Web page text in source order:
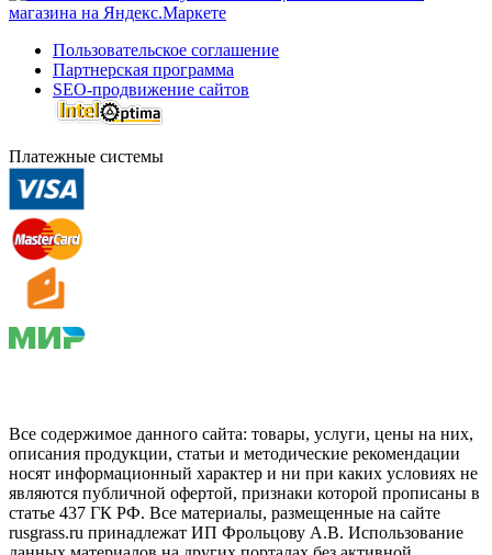
Пользовательское соглашение
Партнерская программа
SEO-продвижение сайтов
Платежные системы
Все содержимое данного сайта: товары, услуги, цены на них,
описания продукции, статьи и методические рекомендации
носят информационный характер и ни при каких условиях не
являются публичной офертой, признаки которой прописаны в
статье 437 ГК РФ. Все материалы, размещенные на сайте
rusgrass.ru принадлежат ИП Фрольцову А.В. Использование